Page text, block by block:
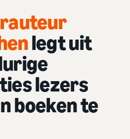
legt uit
lezers
boeken te